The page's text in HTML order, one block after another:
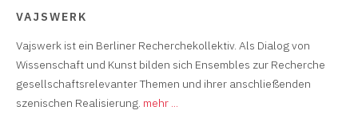
VAJSWERK
Vajswerk ist ein Berliner Recherchekollektiv. Als Dialog von
Wissenschaft und Kunst bilden sich Ensembles zur Recherche
gesellschaftsrelevanter Themen und ihrer anschließenden
szenischen Realisierung. mehr ...